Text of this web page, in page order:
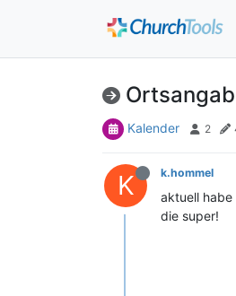
Kalender 2
K k.hommel
aktuell habe
die super!